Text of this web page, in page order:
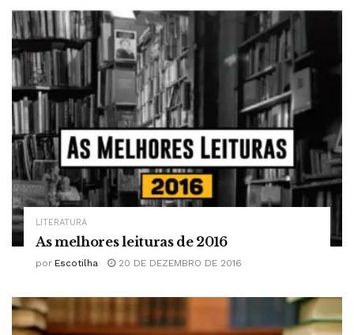
LITERATURA
As melhores leituras de 2016
por Escotilha 20 DE DEZEMBRO DE 2016